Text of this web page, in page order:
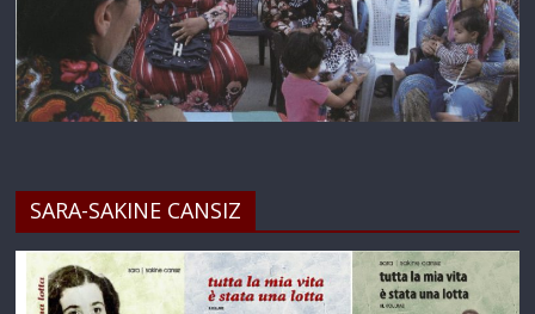
SARA-SAKINE CANSIZ